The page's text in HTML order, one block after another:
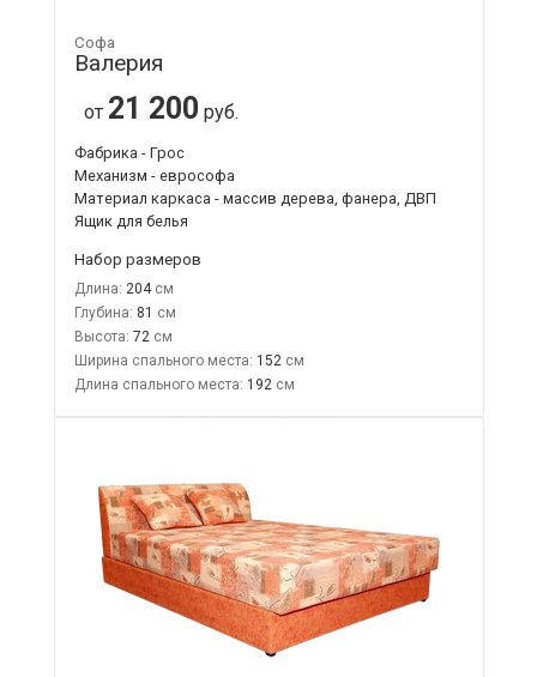
Софа
Валерия
от 21 200 руб.
Фабрика - Грос
Механизм - еврософа
Материал каркаса - массив дерева, фанера, ДВП
Ящик для белья
Набор размеров
Длина: 204
Глубина: 81
Высота: 72
Ширина спального места: 152
Длина спального места: 192